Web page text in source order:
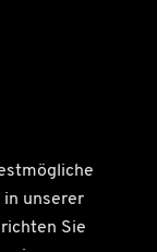
in unserer
Sie